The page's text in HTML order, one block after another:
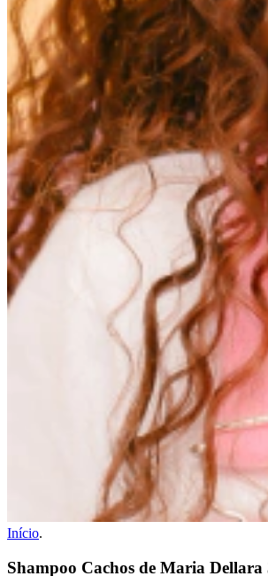
Início.
Shampoo Cachos de Maria Dellara